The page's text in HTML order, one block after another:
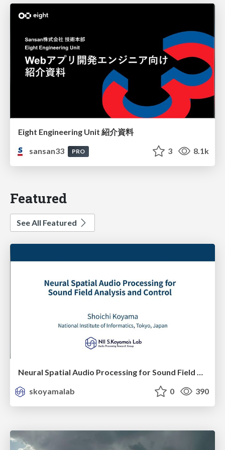
Eight Engineering Unit 紹介資料
sansan33
PRO 3 8.1k
Featured
See All Featured
Neural Spatial Audio Processing for Sound Field Analysis and Control
skoyamalab
0 390